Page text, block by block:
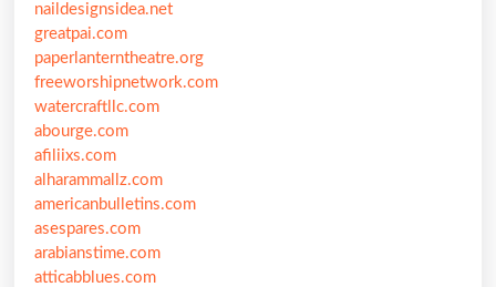
naildesignsidea.net
greatpai.com
paperlanterntheatre.org
freeworshipnetwork.com
watercraftllc.com
abourge.com
afiliixs.com
alharammallz.com
americanbulletins.com
asespares.com
arabianstime.com
atticabblues.com